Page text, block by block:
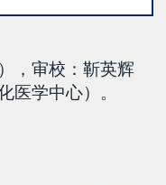
，审校：靳英辉
医学中心）。